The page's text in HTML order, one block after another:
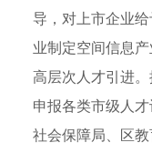
导，对上市企业
业制定空间信息
高层次人才引进
申报各类市级人
社会保障局、区